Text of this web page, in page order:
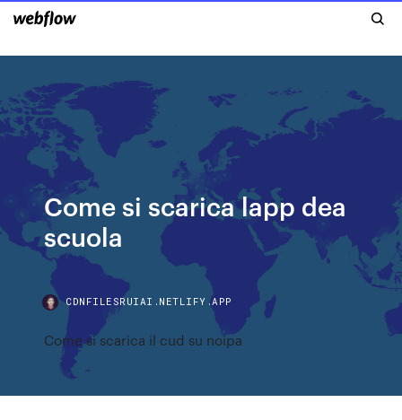
Come si scarica lapp dea
scuola
CDNFILESRUIAI.NETLIFY.APP
Come si scarica il cud su noipa